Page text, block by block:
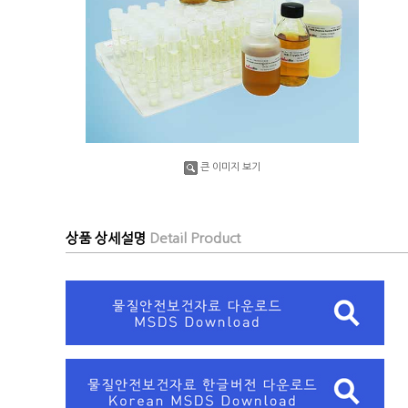
큰 이미지 보기
상품 상세설명 Detail Product